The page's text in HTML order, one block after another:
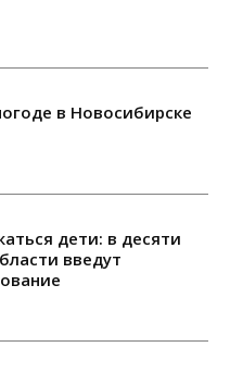
в Новосибирске
дети: в десяти
введут